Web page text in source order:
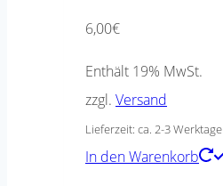
6,00€
Enthält 19% MwSt.
zzgl. Versand
Lieferzeit: ca. 2-3 Werktage
In den Warenkorb